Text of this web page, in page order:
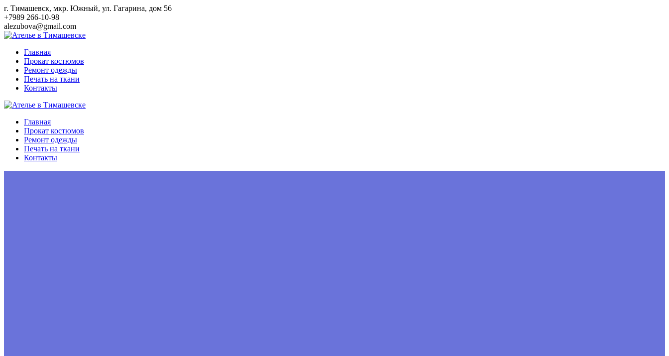
Перейти
к
контенту
г. Тимашевск, мкр. Южный, ул. Гагарина, дом 56
+7989 266-10-98
alezubova@gmail.com
Главная
Прокат костюмов
Ремонт одежды
Печать на ткани
Контакты
Главная
Прокат костюмов
Ремонт одежды
Печать на ткани
Контакты